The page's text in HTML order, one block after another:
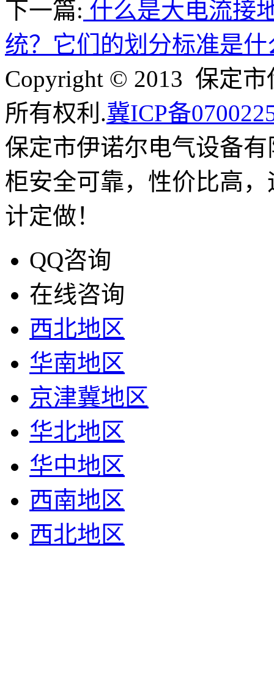
下一篇: 什么是大电流接
统？它们的划分标准是什
Copyright © 2013 保定
所有权利.冀ICP备
保定市伊诺尔电气设备
柜安全可靠，性价比高
计定做！
QQ咨询
在线咨询
西北地区
华南地区
京津冀地区
华北地区
华中地区
西南地区
西北地区